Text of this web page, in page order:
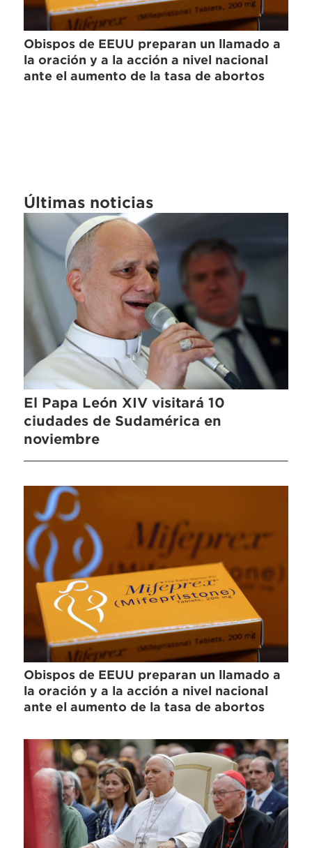
Obispos de EEUU preparan un llamado a
la oración y a la acción a nivel nacional
ante el aumento de la tasa de abortos
Últimas noticias
El Papa León XIV visitará 10
ciudades de Sudamérica en
noviembre
Obispos de EEUU preparan un llamado a
la oración y a la acción a nivel nacional
ante el aumento de la tasa de abortos